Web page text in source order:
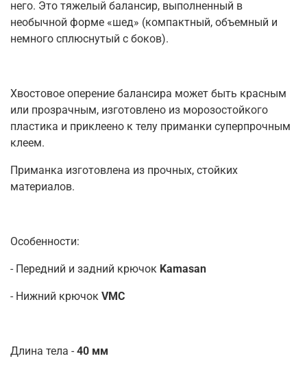
него. Это тяжелый балансир, выполненный в
необычной форме «шед» (компактный, объемный и
немного сплюснутый с боков).
Хвостовое оперение балансира может быть красным
или прозрачным, изготовлено из морозостойкого
пластика и приклеено к телу приманки суперпрочным
клеем.
Приманка изготовлена из прочных, стойких
материалов.
Особенности:
- Передний и задний крючок Kamasan
- Нижний крючок VMC
Длина тела - 40 мм